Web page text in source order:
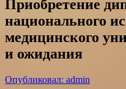
Приобретение
национального
медицинского
и ожидания
Опубликовал: admin